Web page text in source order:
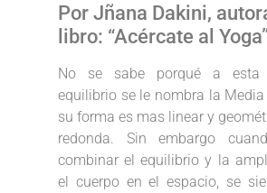
Por Jñana Dakini,
libro: “Acércate al
No se sabe porqué a esta
equilibrio se le nombra la
su forma es mas linear y
redonda. Sin embargo
combinar el equilibrio y la
el cuerpo en el espacio, se